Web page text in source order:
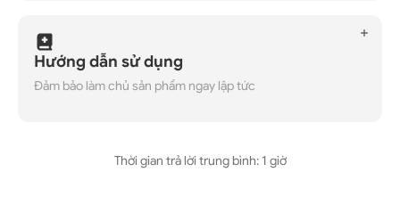
Hướng dẫn sử dụng
Đảm bảo làm chủ sản phẩm ngay lập tức
Thời gian trả lời trung bình: 1 giờ